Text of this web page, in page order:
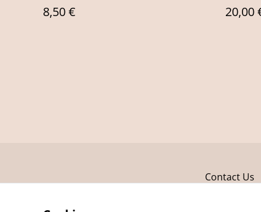
8,50 €
20,00
Contact Us